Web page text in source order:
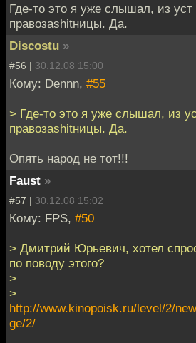
Где-то это я уже слышал, из уст
правозаshitницы. Да.
Discostu »
#56 | 30.12.08 15:00
Кому: Dennn, #55
> Где-то это я уже слышал, из
правозаshitницы. Да.
Опять народ не тот!!!
Faust »
#57 | 30.12.08 15:02
Кому: FPS, #50
> Дмитрий Юрьевич, хотел
по поводу этого?
>
>
http://www.kinopoisk.ru/level/2/
ge/2/